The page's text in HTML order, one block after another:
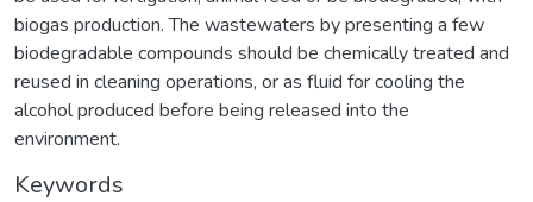
biogas production. The wastewaters by presenting a few
biodegradable compounds should be chemically treated and
reused in cleaning operations, or as fluid for cooling the
alcohol produced before being released into the
environment.
Keywords